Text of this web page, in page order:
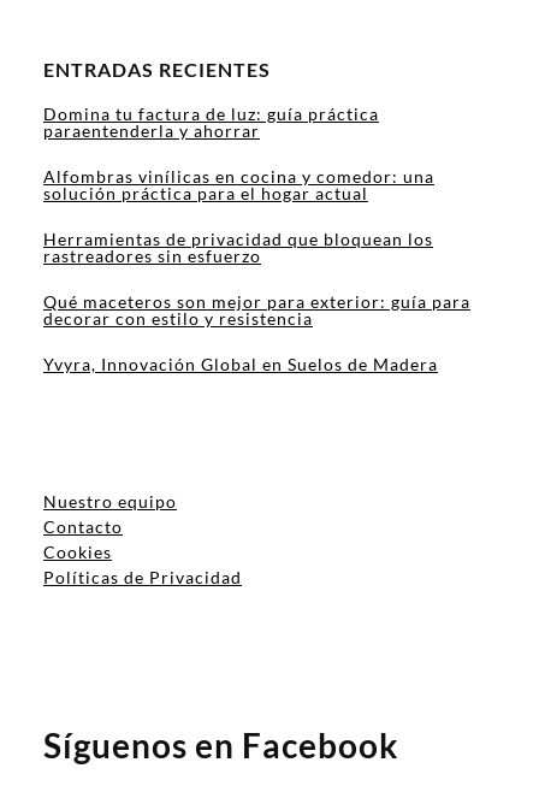
ENTRADAS RECIENTES
Domina tu factura de luz: guía práctica
paraentenderla y ahorrar
Alfombras vinílicas en cocina y comedor: una
solución práctica para el hogar actual
Herramientas de privacidad que bloquean los
rastreadores sin esfuerzo
Qué maceteros son mejor para exterior: guía para
decorar con estilo y resistencia
Yvyra, Innovación Global en Suelos de Madera
Nuestro equipo
Contacto
Cookies
Políticas de Privacidad
Síguenos en Facebook